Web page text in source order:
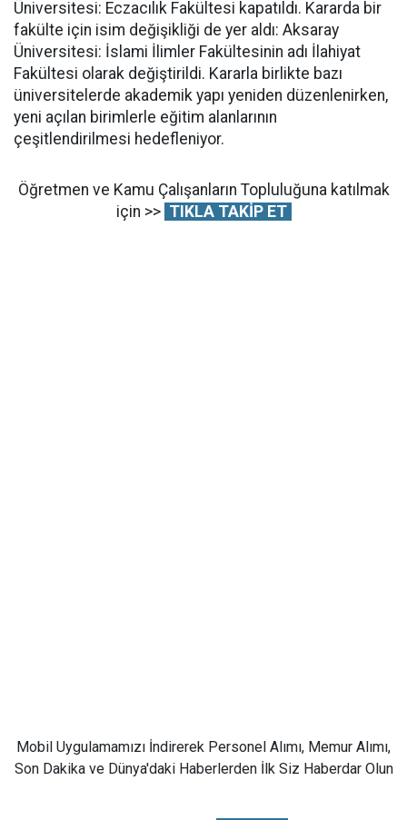
Üniversitesi: Eczacılık Fakültesi kapatıldı. Kararda bir
fakülte için isim değişikliği de yer aldı: Aksaray
Üniversitesi: İslami İlimler Fakültesinin adı İlahiyat
Fakültesi olarak değiştirildi. Kararla birlikte bazı
üniversitelerde akademik yapı yeniden düzenlenirken,
yeni açılan birimlerle eğitim alanlarının
çeşitlendirilmesi hedefleniyor.
Öğretmen ve Kamu Çalışanların Topluluğuna katılmak
için >> TIKLA TAKİP ET
Mobil Uygulamamızı İndirerek Personel Alımı, Memur Alımı,
Son Dakika ve Dünya'daki Haberlerden İlk Siz Haberdar Olun